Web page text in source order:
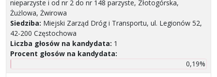
nieparzyste i od nr 2 do nr 148 parzyste, Złotogórska,
Żużlowa, Żwirowa
Siedziba: Miejski Zarząd Dróg i Transportu, ul. Legionów 52,
42-200 Częstochowa
Liczba głosów na kandydata: 1
Procent głosów na kandydata:
0,19%